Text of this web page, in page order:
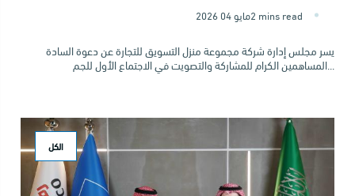
2026 مايو 042 mins read
يسر مجلس إدارة شركة مجموعة منزل التسويق للتجارة عن دعوة السادة
الكل